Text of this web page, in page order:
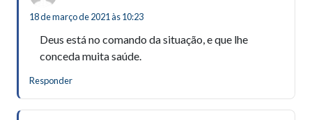
18 de março de 2021 às 10:23
Deus está no comando da situação, e que lhe
conceda muita saúde.
Responder